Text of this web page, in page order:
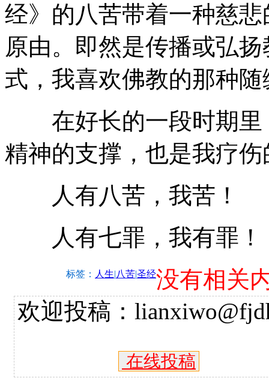
经》的八苦带着一种慈
原由。即然是传播或弘
式，我喜欢佛教的那种
在好长的一段时期里
精神的支撑，也是我疗
人有八苦，我苦！
人有七罪，我有罪！
标签： 人生|八苦|圣经没有相关
欢迎投稿：
在线投稿